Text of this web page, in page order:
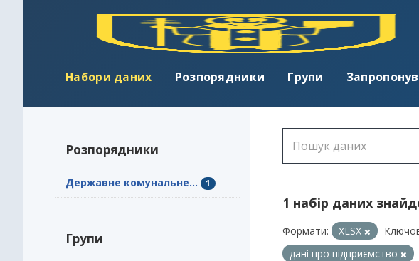
Набори даних Розпорядники Групи
Розпорядники
Державне комунальне... 1
Групи
1 набір даних
Формати: XLSX
дані про підприємство